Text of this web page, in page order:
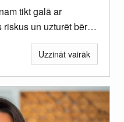
tikt galā ar
un uzturēt bērnā
Uzzināt vairāk